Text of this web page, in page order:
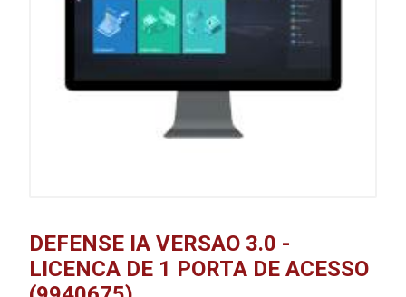
DEFENSE IA VERSAO 3.0 -
LICENCA DE 1 PORTA DE ACESSO